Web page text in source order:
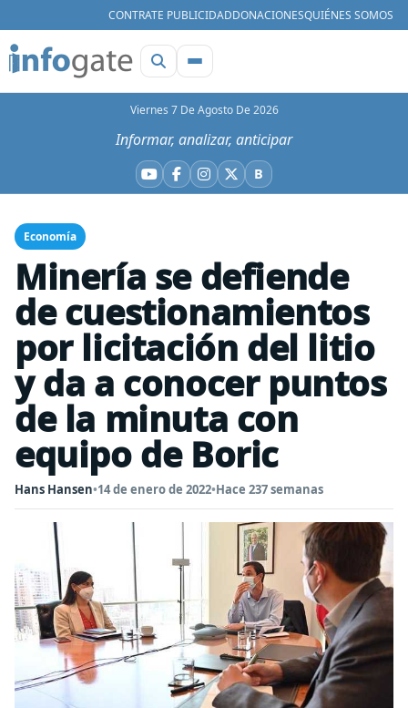
CONTRATE PUBLICIDADDONACIONESQUIÉNES SOMOS
Viernes 7 De Agosto De 2026
Informar, analizar, anticipar
YouTube
Facebook
Instagram
X BBluesky
Economía
Minería se defiende
de cuestionamientos
por licitación del litio
y da a conocer puntos
de la minuta con
equipo de Boric
Hans Hansen•14 de enero de 2022•Hace 237 semanas